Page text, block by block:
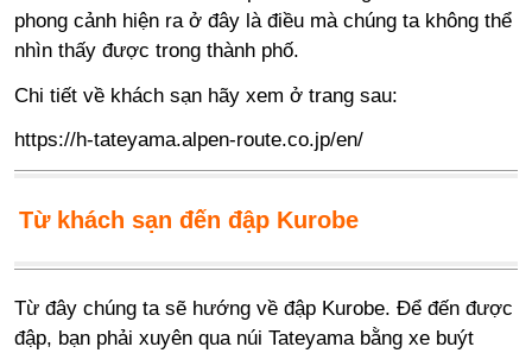
phong cảnh hiện ra ở đây là điều mà chúng ta không thể
nhìn thấy được trong thành phố.
Chi tiết về khách sạn hãy xem ở trang sau:
https://h-tateyama.alpen-route.co.jp/en/
Từ khách sạn đến đập Kurobe
Từ đây chúng ta sẽ hướng về đập Kurobe. Để đến được
đập, bạn phải xuyên qua núi Tateyama bằng xe buýt